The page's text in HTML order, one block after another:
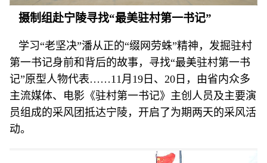
摄制组赴宁陵寻找“最美驻村第一书记”
学习“老坚决”潘从正的“缀网劳蛛”精神，发掘驻村
第一书记身前和背后的故事，寻找“最美驻村第一书
记”原型人物代表……11月19日、20日，由省内众多
主流媒体、电影《驻村第一书记》主创人员及主要演
员组成的采风团抵达宁陵，开启了为期两天的采风活
动。